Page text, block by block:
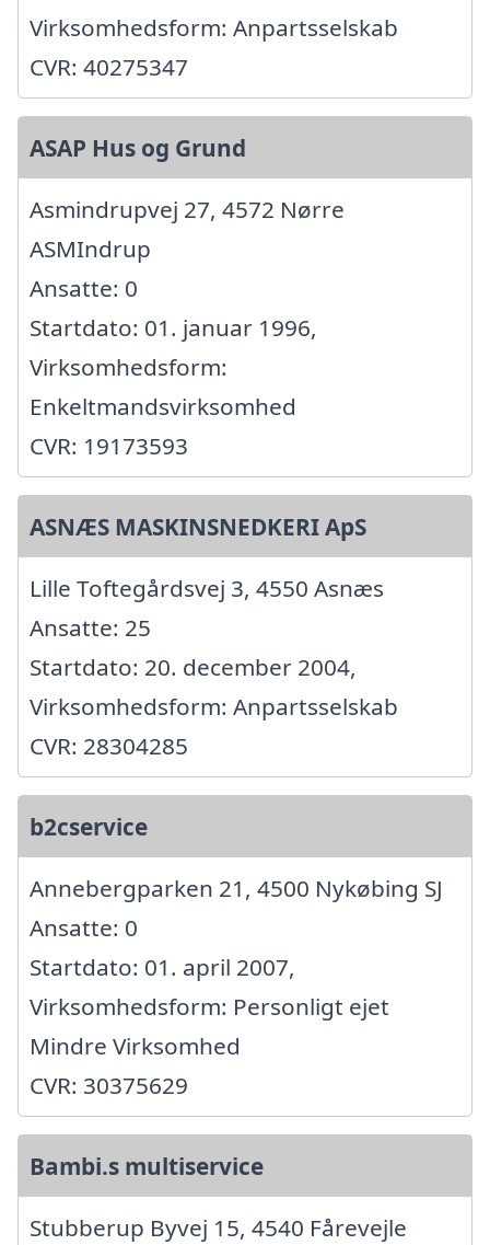
Virksomhedsform: Anpartsselskab
CVR: 40275347
ASAP Hus og Grund
Asmindrupvej 27, 4572 Nørre
ASMIndrup
Ansatte: 0
Startdato: 01. januar 1996,
Virksomhedsform:
Enkeltmandsvirksomhed
CVR: 19173593
ASNÆS MASKINSNEDKERI ApS
Lille Toftegårdsvej 3, 4550 Asnæs
Ansatte: 25
Startdato: 20. december 2004,
Virksomhedsform: Anpartsselskab
CVR: 28304285
b2cservice
Annebergparken 21, 4500 Nykøbing SJ
Ansatte: 0
Startdato: 01. april 2007,
Virksomhedsform: Personligt ejet
Mindre Virksomhed
CVR: 30375629
Bambi.s multiservice
Stubberup Byvej 15, 4540 Fårevejle